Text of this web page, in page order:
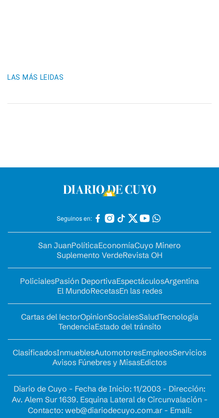
LAS MÁS LEIDAS
Seguinos en:
San JuanPolíticaEconomíaCuyo Minero
Suplemento VerdeRevista OH
PolicialesPasión DeportivaEspectáculosArgentina
El MundoRecetasEn las redes
Cartas del lectorOpinionSocialesSaludTecnología
TendenciaEstado del tránsito
ClasificadosInmueblesAutomotoresEmpleosServicios
Avisos Fúnebres y MisasEdictos
Diario de Cuyo - Fecha de Inicio: 11/2003 - Dirección:
Av. Alem Sur 1639. Esquina Lateral de Circunvalación -
Contacto: web@diariodecuyo.com.ar- Email: